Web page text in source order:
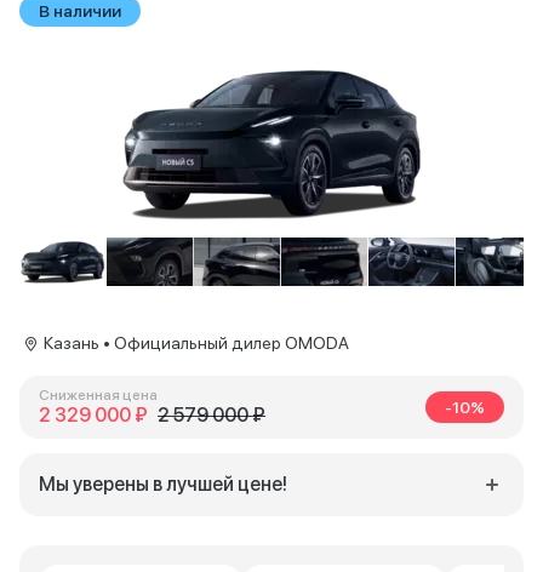
В наличии
Казань • Официальный дилер OMODA
Сниженная цена
2 329 000 ₽ 2 579 000 ₽ -10%
Мы уверены в лучшей цене!